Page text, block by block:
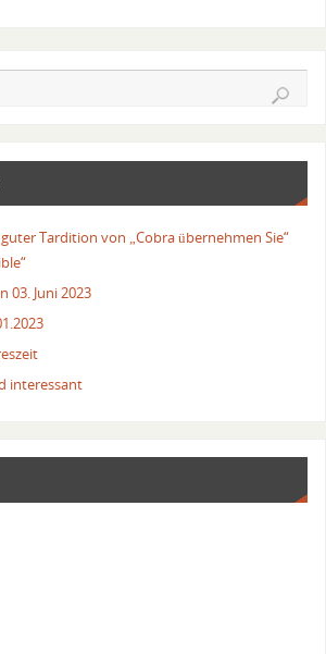
Tardition von „Cobra übernehmen Sie“
03. Juni 2023
interessant